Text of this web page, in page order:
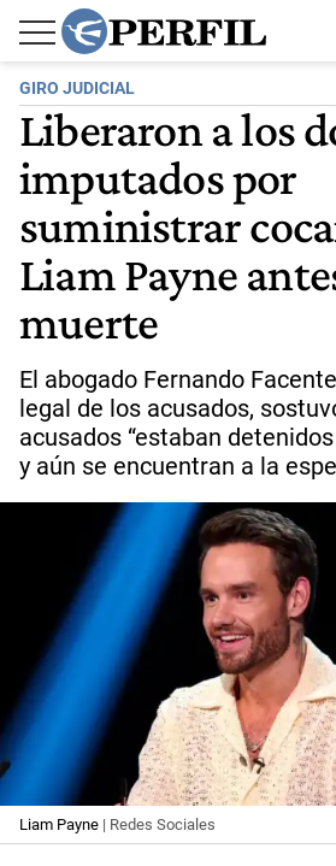
GIRO JUDICIAL
Liberaron a los
imputados por
suministrar
Liam Payne
muerte
El abogado Fernando
legal de los acusados,
acusados “estaban
y aún se encuentran a la
Liam Payne | Redes Sociales